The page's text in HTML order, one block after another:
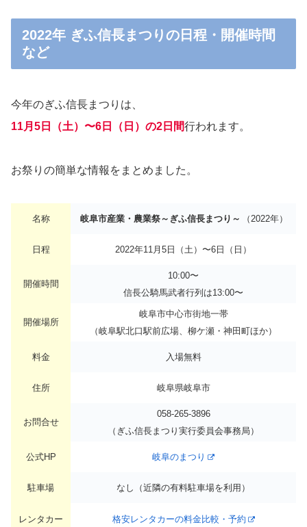
2022年 ぎふ信長まつりの日程・開催時間
など
今年のぎふ信長まつりは、
11月5日（土）〜6日（日）の2日間行われます。
お祭りの簡単な情報をまとめました。
名称 岐阜市産業・農業祭～ぎふ信長まつり～ （2022年）
日程 2022年11月5日（土）〜6日（日）
開催時間
10:00〜
信長公騎馬武者行列は13:00〜
開催場所
岐阜市中心市街地一帯
（岐阜駅北口駅前広場、柳ケ瀬・神田町ほか）
料金 入場無料
住所 岐阜県岐阜市
お問合せ
058-265-3896
（ぎふ信長まつり実行委員会事務局）
公式HP 岐阜のまつり
駐車場 なし（近隣の有料駐車場を利用）
レンタカー 格安レンタカーの料金比較・予約